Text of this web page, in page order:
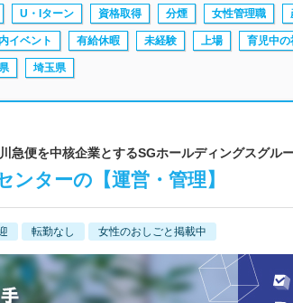
U・Iターン 資格取得 分煙 女性管理職
イベント 有給休暇 未経験 上場 育児中の
埼玉県
急便を中核企業とするSGホールディングスグル
ターの【運営・管理】
転勤なし 女性のおしごと掲載中